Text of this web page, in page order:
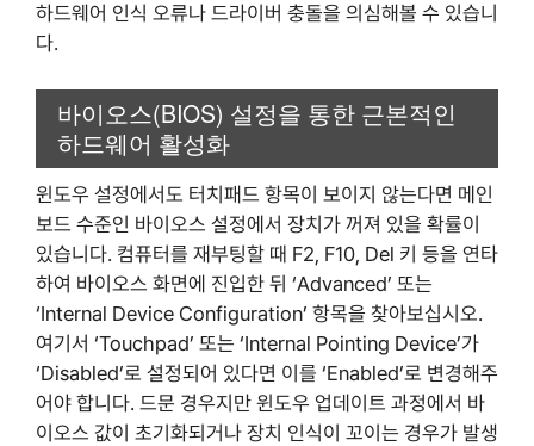
하드웨어 인식 오류나 드라이버 충돌을 의심해볼 수 있습니
다.
바이오스(BIOS) 설정을 통한 근본적인
하드웨어 활성화
윈도우 설정에서도 터치패드 항목이 보이지 않는다면 메인
보드 수준인 바이오스 설정에서 장치가 꺼져 있을 확률이
있습니다. 컴퓨터를 재부팅할 때 F2, F10, Del 키 등을 연타
하여 바이오스 화면에 진입한 뒤 ‘Advanced’ 또는
‘Internal Device Configuration’ 항목을 찾아보십시오.
여기서 ‘Touchpad’ 또는 ‘Internal Pointing Device’가
‘Disabled’로 설정되어 있다면 이를 ‘Enabled’로 변경해주
어야 합니다. 드문 경우지만 윈도우 업데이트 과정에서 바
이오스 값이 초기화되거나 장치 인식이 꼬이는 경우가 발생